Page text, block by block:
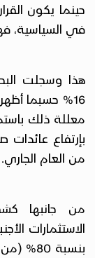
حينما يكون
في السياسية،
هذا وسجلت
16% حسبما
معللة ذلك
بإرتفاع عائدات
من العام الجاري.
من جانبها
الاستثمارات